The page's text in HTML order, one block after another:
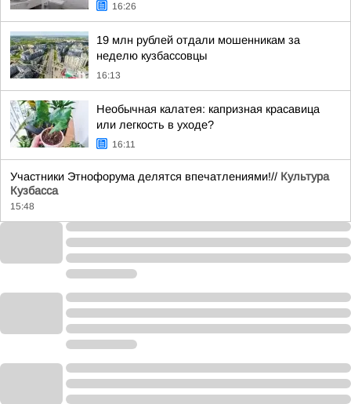
16:26
19 млн рублей отдали мошенникам за
неделю кузбассовцы
16:13
Необычная калатея: капризная красавица
или легкость в уходе?
16:11
Участники Этнофорума делятся впечатлениями!// Культура
Кузбасса
15:48